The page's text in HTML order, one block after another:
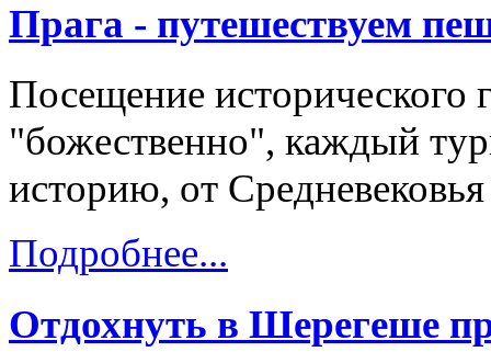
Прага - путешествуем
Посещение исторического
"божественно", каждый
историю, от
Подробнее...
Отдохнуть в Шерегеше